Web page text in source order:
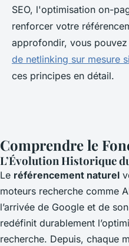
SEO, l'optimisation on-
renforcer votre
approfondir, vous
de netlinking sur mesure
ces principes en détail.
Comprendre le
L’Évolution Historique
Le référencement naturel
moteurs recherche comme
l’arrivée de Google et de
redéfinit durablement
recherche. Depuis, chaque